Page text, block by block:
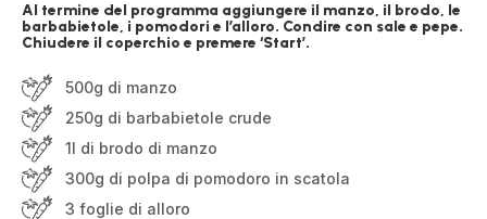
Al termine del programma aggiungere il manzo, il brodo, le
barbabietole, i pomodori e l’alloro. Condire con sale e pepe.
Chiudere il coperchio e premere ‘Start’.
500g di manzo
250g di barbabietole crude
1l di brodo di manzo
300g di polpa di pomodoro in scatola
3 foglie di alloro